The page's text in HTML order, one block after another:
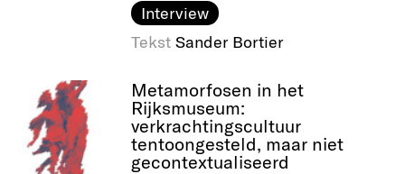
Interview
Tekst Sander Bortier
Metamorfosen in het
Rijksmuseum:
verkrachtingscultuur
tentoongesteld, maar niet
gecontextualiseerd